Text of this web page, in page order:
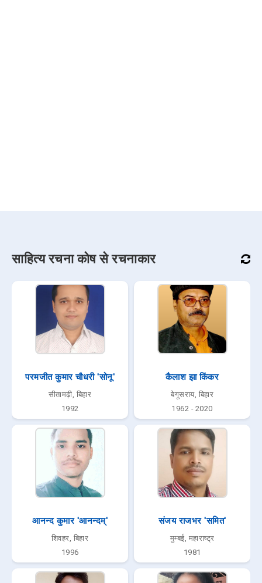
साहित्य रचना कोष से रचनाकार
परमजीत कुमार चौधरी 'सोनू'
सीतामढ़ी, बिहार
1992
कैलाश झा किंकर
बेगूसराय, बिहार
1962 - 2020
आनन्द कुमार 'आनन्दम्'
शिवहर, बिहार
1996
संजय राजभर 'समित'
मुम्बई, महाराष्ट्र
1981